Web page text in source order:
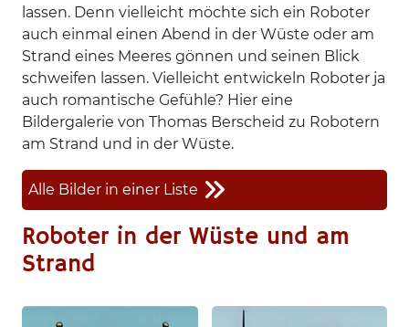
lassen. Denn vielleicht möchte sich ein Roboter
auch einmal einen Abend in der Wüste oder am
Strand eines Meeres gönnen und seinen Blick
schweifen lassen. Vielleicht entwickeln Roboter ja
auch romantische Gefühle? Hier eine
Bildergalerie von Thomas Berscheid zu Robotern
am Strand und in der Wüste.
Alle Bilder in einer Liste
Roboter in der Wüste und am
Strand